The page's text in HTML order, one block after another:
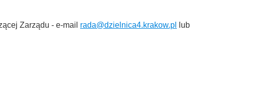
Zarządu - e-mail rada@dzielnica4.krakow.pl
lub